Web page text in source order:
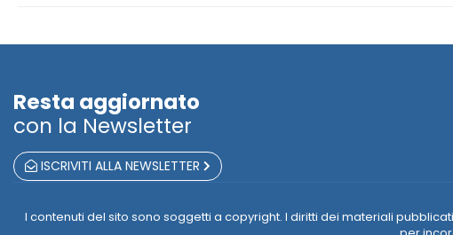
Resta aggiornato
con la Newsletter
ISCRIVITI ALLA NEWSLETTER
I contenuti del sito sono soggetti a copyright. I diritti dei materiali